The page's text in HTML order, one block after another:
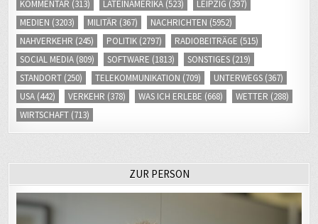
KOMMENTAR (313) LATEINAMERIKA (523) LEIPZIG (397)
MEDIEN (3203) MILITÄR (367) NACHRICHTEN (5952)
NAHVERKEHR (245) POLITIK (2797) RADIOBEITRÄGE (515)
SOCIAL MEDIA (809) SOFTWARE (1813) SONSTIGES (219)
STANDORT (250) TELEKOMMUNIKATION (709) UNTERWEGS (367)
USA (442) VERKEHR (378) WAS ICH ERLEBE (668) WETTER (288)
WIRTSCHAFT (713)
ZUR PERSON